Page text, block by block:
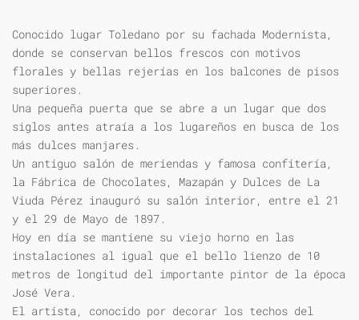
Conocido lugar Toledano por su fachada Modernista,
donde se conservan bellos frescos con motivos
florales y bellas rejerías en los balcones de pisos
superiores.
Una pequeña puerta que se abre a un lugar que dos
siglos antes atraía a los lugareños en busca de los
más dulces manjares.
Un antiguo salón de meriendas y famosa confitería,
la Fábrica de Chocolates, Mazapán y Dulces de La
Viuda Pérez inauguró su salón interior, entre el 21
y el 29 de Mayo de 1897.
Hoy en día se mantiene su viejo horno en las
instalaciones al igual que el bello lienzo de 10
metros de longitud del importante pintor de la época
José Vera.
El artista, conocido por decorar los techos del